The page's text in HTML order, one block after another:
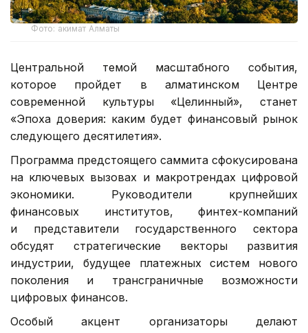
Фото: акимат Алматы
Центральной темой масштабного события,
которое пройдет в алматинском Центре
современной культуры «Целинный», станет
«Эпоха доверия: каким будет финансовый рынок
следующего десятилетия».
Программа предстоящего саммита сфокусирована
на ключевых вызовах и макротрендах цифровой
экономики. Руководители крупнейших
финансовых институтов, финтех-компаний
и представители государственного сектора
обсудят стратегические векторы развития
индустрии, будущее платежных систем нового
поколения и трансграничные возможности
цифровых финансов.
Особый акцент организаторы делают